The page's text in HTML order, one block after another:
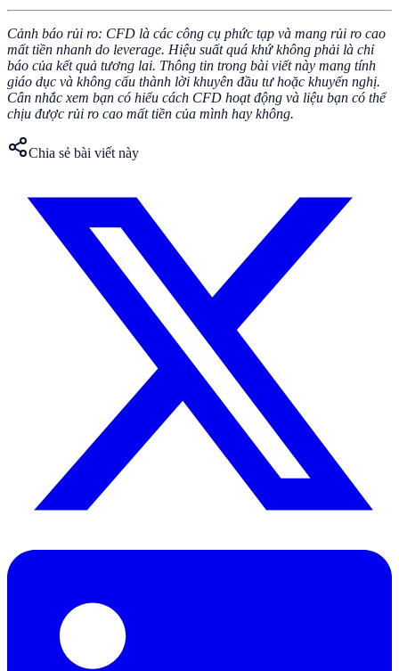
Cảnh báo rủi ro: CFD là các công cụ phức tạp và mang rủi ro cao
mất tiền nhanh do leverage. Hiệu suất quá khứ không phải là chỉ
báo của kết quả tương lai. Thông tin trong bài viết này mang tính
giáo dục và không cấu thành lời khuyên đầu tư hoặc khuyến nghị.
Cân nhắc xem bạn có hiểu cách CFD hoạt động và liệu bạn có thể
chịu được rủi ro cao mất tiền của mình hay không.
Chia sẻ bài viết này